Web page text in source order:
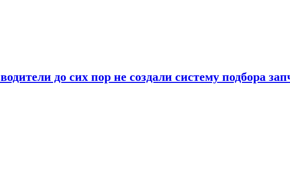
до сих пор не создали систему подбора